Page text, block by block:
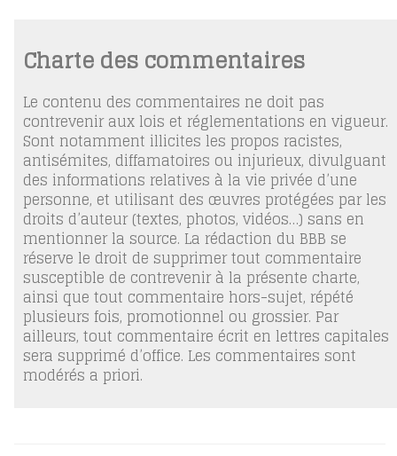
Charte des commentaires
Le contenu des commentaires ne doit pas
contrevenir aux lois et réglementations en vigueur.
Sont notamment illicites les propos racistes,
antisémites, diffamatoires ou injurieux, divulguant
des informations relatives à la vie privée d’une
personne, et utilisant des œuvres protégées par les
droits d’auteur (textes, photos, vidéos…) sans en
mentionner la source. La rédaction du BBB se
réserve le droit de supprimer tout commentaire
susceptible de contrevenir à la présente charte,
ainsi que tout commentaire hors-sujet, répété
plusieurs fois, promotionnel ou grossier. Par
ailleurs, tout commentaire écrit en lettres capitales
sera supprimé d’office. Les commentaires sont
modérés a priori.